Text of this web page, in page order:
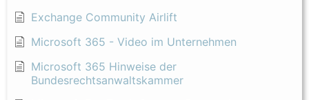
Exchange Community Airlift
Microsoft 365 - Video im Unternehmen
Microsoft 365 Hinweise der
Bundesrechtsanwaltskammer